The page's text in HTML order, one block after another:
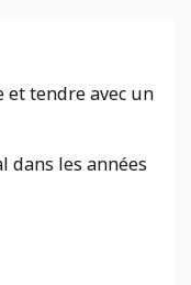
et tendre avec un
dans les années